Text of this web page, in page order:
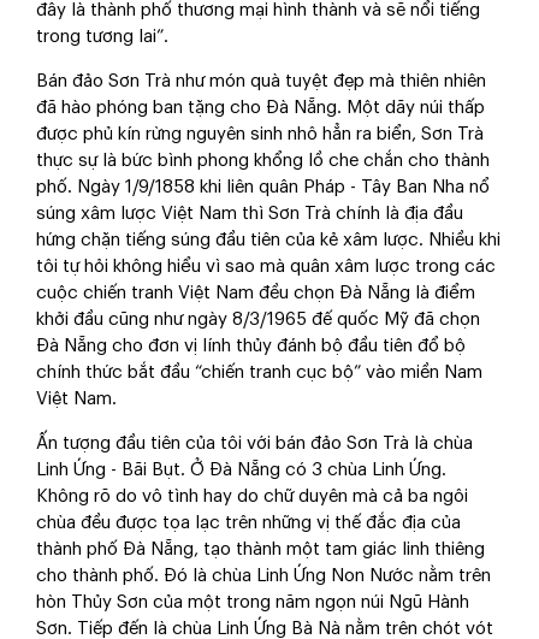
đây là thành phố thương mại hình thành và sẽ nổi tiếng
trong tương lai”.
Bán đảo Sơn Trà như món quà tuyệt đẹp mà thiên nhiên
đã hào phóng ban tặng cho Đà Nẵng. Một dãy núi thấp
được phủ kín rừng nguyên sinh nhô hẳn ra biển, Sơn Trà
thực sự là bức bình phong khổng lồ che chắn cho thành
phố. Ngày 1/9/1858 khi liên quân Pháp - Tây Ban Nha nổ
súng xâm lược Việt Nam thì Sơn Trà chính là địa đầu
hứng chặn tiếng súng đầu tiên của kẻ xâm lược. Nhiều khi
tôi tự hỏi không hiểu vì sao mà quân xâm lược trong các
cuộc chiến tranh Việt Nam đều chọn Đà Nẵng là điểm
khởi đầu cũng như ngày 8/3/1965 đế quốc Mỹ đã chọn
Đà Nẵng cho đơn vị lính thủy đánh bộ đầu tiên đổ bộ
chính thức bắt đầu “chiến tranh cục bộ” vào miền Nam
Việt Nam.
Ấn tượng đầu tiên của tôi với bán đảo Sơn Trà là chùa
Linh Ứng - Bãi Bụt. Ở Đà Nẵng có 3 chùa Linh Ứng.
Không rõ do vô tình hay do chữ duyên mà cả ba ngôi
chùa đều được tọa lạc trên những vị thế đắc địa của
thành phố Đà Nẵng, tạo thành một tam giác linh thiêng
cho thành phố. Đó là chùa Linh Ứng Non Nước nằm trên
hòn Thủy Sơn của một trong năm ngọn núi Ngũ Hành
Sơn. Tiếp đến là chùa Linh Ứng Bà Nà nằm trên chót vót